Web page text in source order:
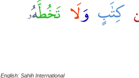
English: Sahih International